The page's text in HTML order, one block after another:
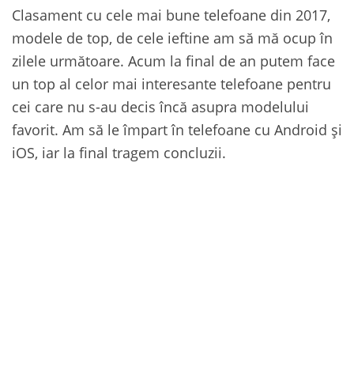
Clasament cu cele mai bune telefoane din 2017,
modele de top, de cele ieftine am să mă ocup în
zilele următoare. Acum la final de an putem face
un top al celor mai interesante telefoane pentru
cei care nu s-au decis încă asupra modelului
favorit. Am să le împart în telefoane cu Android și
iOS, iar la final tragem concluzii.